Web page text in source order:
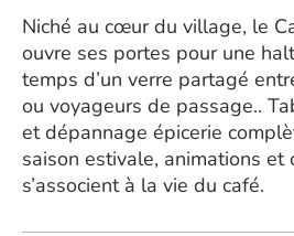
Niché au cœur du village, le
ouvre ses portes pour une
temps d’un verre partagé
ou voyageurs de passage..
et dépannage épicerie
saison estivale, animations et
s’associent à la vie du café.